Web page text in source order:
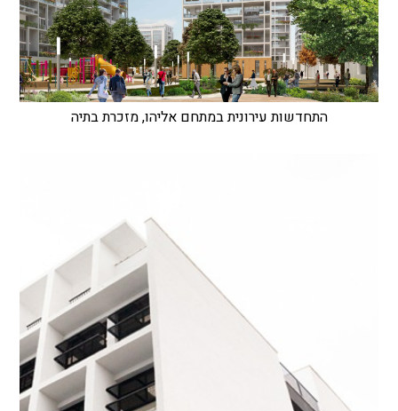
התחדשות עירונית במתחם אליהו, מזכרת בתיה